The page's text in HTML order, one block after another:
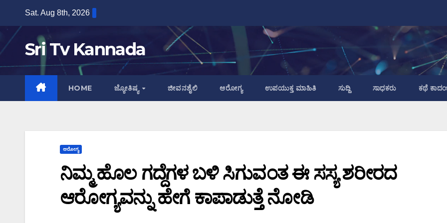
content
Sat. Aug 8th, 2026
Sri Tv Kannada
HOME ಜ್ಯೋತಿಷ್ಯ ಜೀವನಶೈಲಿ ಆರೋಗ್ಯ ಉಪಯುಕ್ತ ಮಾಹಿತಿ ಸುದ್ದಿ ಸಾಧಕರು ಕಥೆ
ಆರೋಗ್ಯ
ನಿಮ್ಮ ಹೊಲ ಗದ್ದೆಗಳ ಬಳಿ ಸಿಗುವಂತ ಈ ಸಸ್ಯ ಶರೀರದ
ಆರೋಗ್ಯವನ್ನು ಹೇಗೆ ಕಾಪಾಡುತ್ತೆ ನೋಡಿ